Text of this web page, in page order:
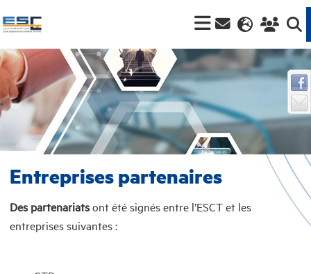
Entreprises partenaires
Des partenariatsont été signés entre l’ESCT et les
entreprises suivantes :